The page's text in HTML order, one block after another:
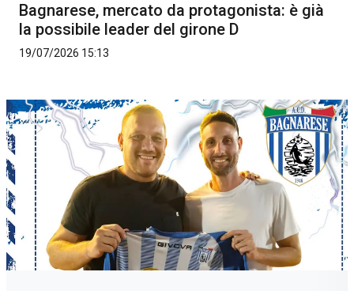
Bagnarese, mercato da protagonista: è già
la possibile leader del girone D
19/07/2026 15:13